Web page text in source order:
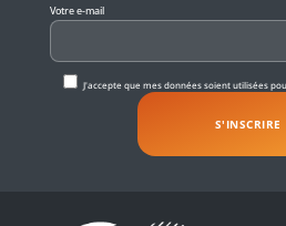
Votre e-mail
J'accepte que mes données soient utilisées